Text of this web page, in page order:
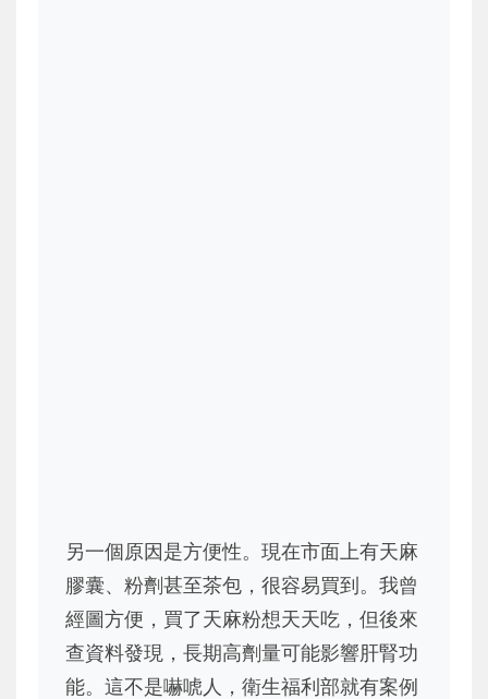
另一個原因是方便性。現在市面上有天麻
膠囊、粉劑甚至茶包，很容易買到。我曾
經圖方便，買了天麻粉想天天吃，但後來
查資料發現，長期高劑量可能影響肝腎功
能。這不是嚇唬人，衛生福利部就有案例